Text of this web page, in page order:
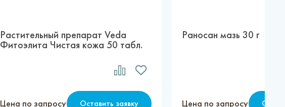
Растительный препарат Veda
Фитоэлита Чистая кожа 50 табл.
Цена по запросу Оставить заявку
Раносан мазь 30 г
Цена по запросу